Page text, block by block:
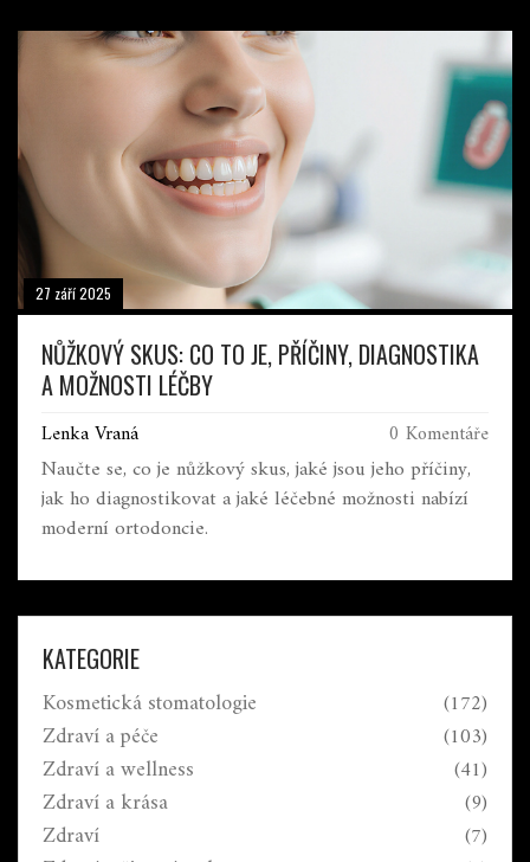
27 září 2025
NŮŽKOVÝ SKUS: CO TO JE, PŘÍČINY, DIAGNOSTIKA
A MOŽNOSTI LÉČBY
Lenka Vraná 0 Komentáře
Naučte se, co je nůžkový skus, jaké jsou jeho příčiny,
jak ho diagnostikovat a jaké léčebné možnosti nabízí
moderní ortodoncie.
KATEGORIE
Kosmetická stomatologie (172)
Zdraví a péče (103)
Zdraví a wellness (41)
Zdraví a krása (9)
Zdraví (7)